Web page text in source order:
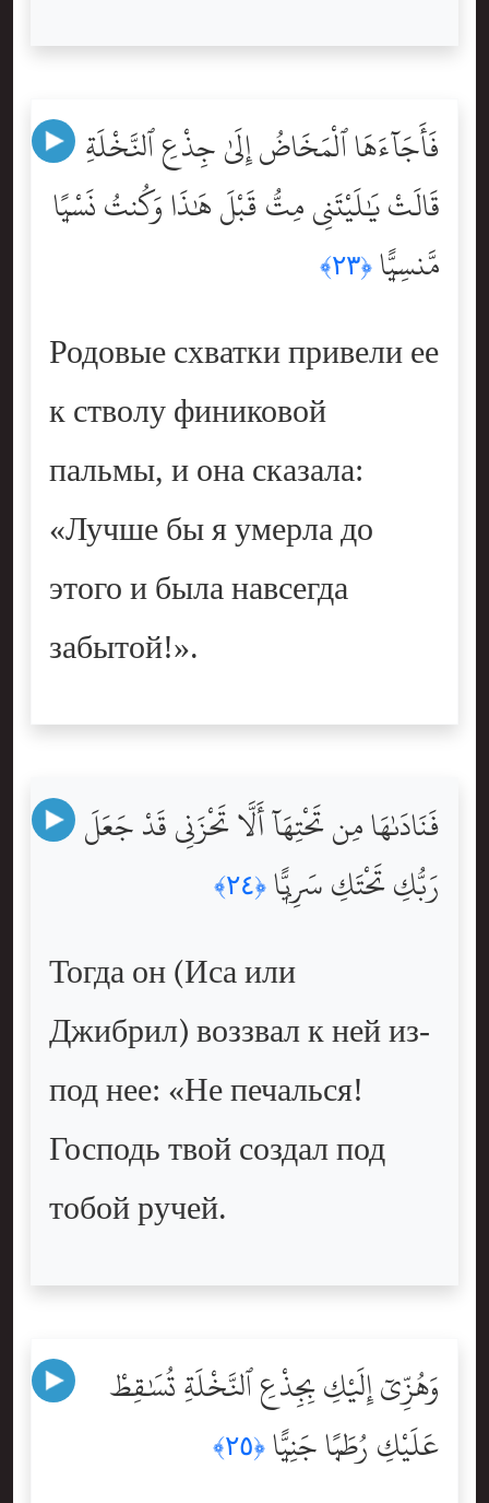
فَأَجَآءَهَا ٱلْمَخَاضُ إِلَىٰ جِذْعِ ٱلنَّخْلَةِ
قَالَتْ يَٰلَيْتَنِى مِتُّ قَبْلَ هَٰذَا وَكُنتُ نَسْيًۭا
مَّنسِيًّۭا ﴿٢٣﴾
Родовые схватки привели ее
к стволу финиковой
пальмы, и она сказала:
«Лучше бы я умерла до
этого и была навсегда
забытой!».
فَنَادَىٰهَا مِن تَحْتِهَآ أَلَّا تَحْزَنِى قَدْ جَعَلَ
رَبُّكِ تَحْتَكِ سَرِيًّۭا ﴿٢٤﴾
Тогда он (Иса или
Джибрил) воззвал к ней из-
под нее: «Не печалься!
Господь твой создал под
тобой ручей.
وَهُزِّىٓ إِلَيْكِ بِجِذْعِ ٱلنَّخْلَةِ تُسَٰقِطْ
عَلَيْكِ رُطَبًۭا جَنِيًّۭا ﴿٢٥﴾